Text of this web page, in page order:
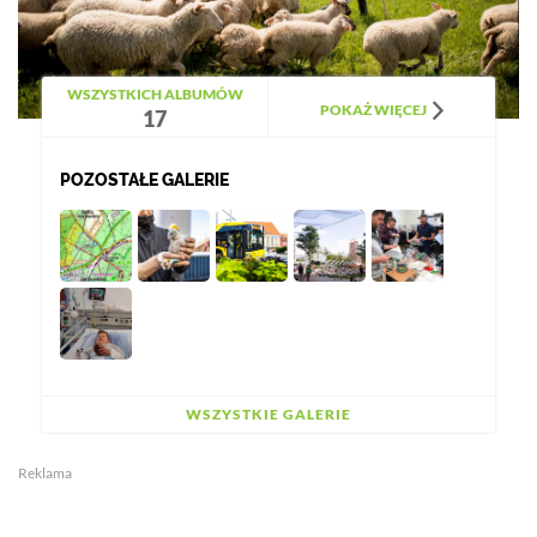
WSZYSTKICH ALBUMÓW
17 POKAŻ WIĘCEJ
POZOSTAŁE GALERIE
WSZYSTKIE GALERIE
Reklama